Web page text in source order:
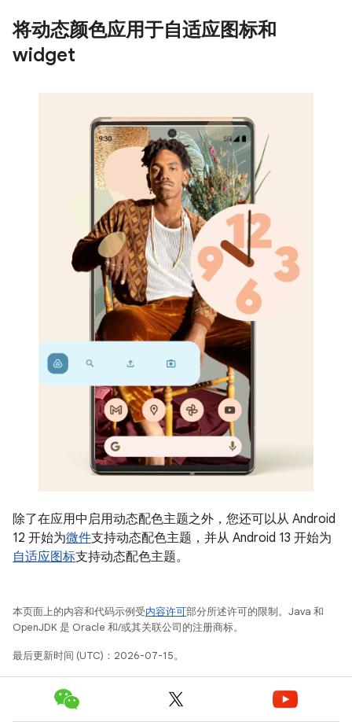
将动态颜色应用于自适应图标和
widget
除了在应用中启用动态配色主题之外，您还可以从 Android
12 开始为微件支持动态配色主题，并从 Android 13 开始为
自适应图标支持动态配色主题。
本页面上的内容和代码示例受内容许可部分所述许可的限制。Java 和
OpenJDK 是 Oracle 和/或其关联公司的注册商标。
最后更新时间 (UTC)：2026-07-15。